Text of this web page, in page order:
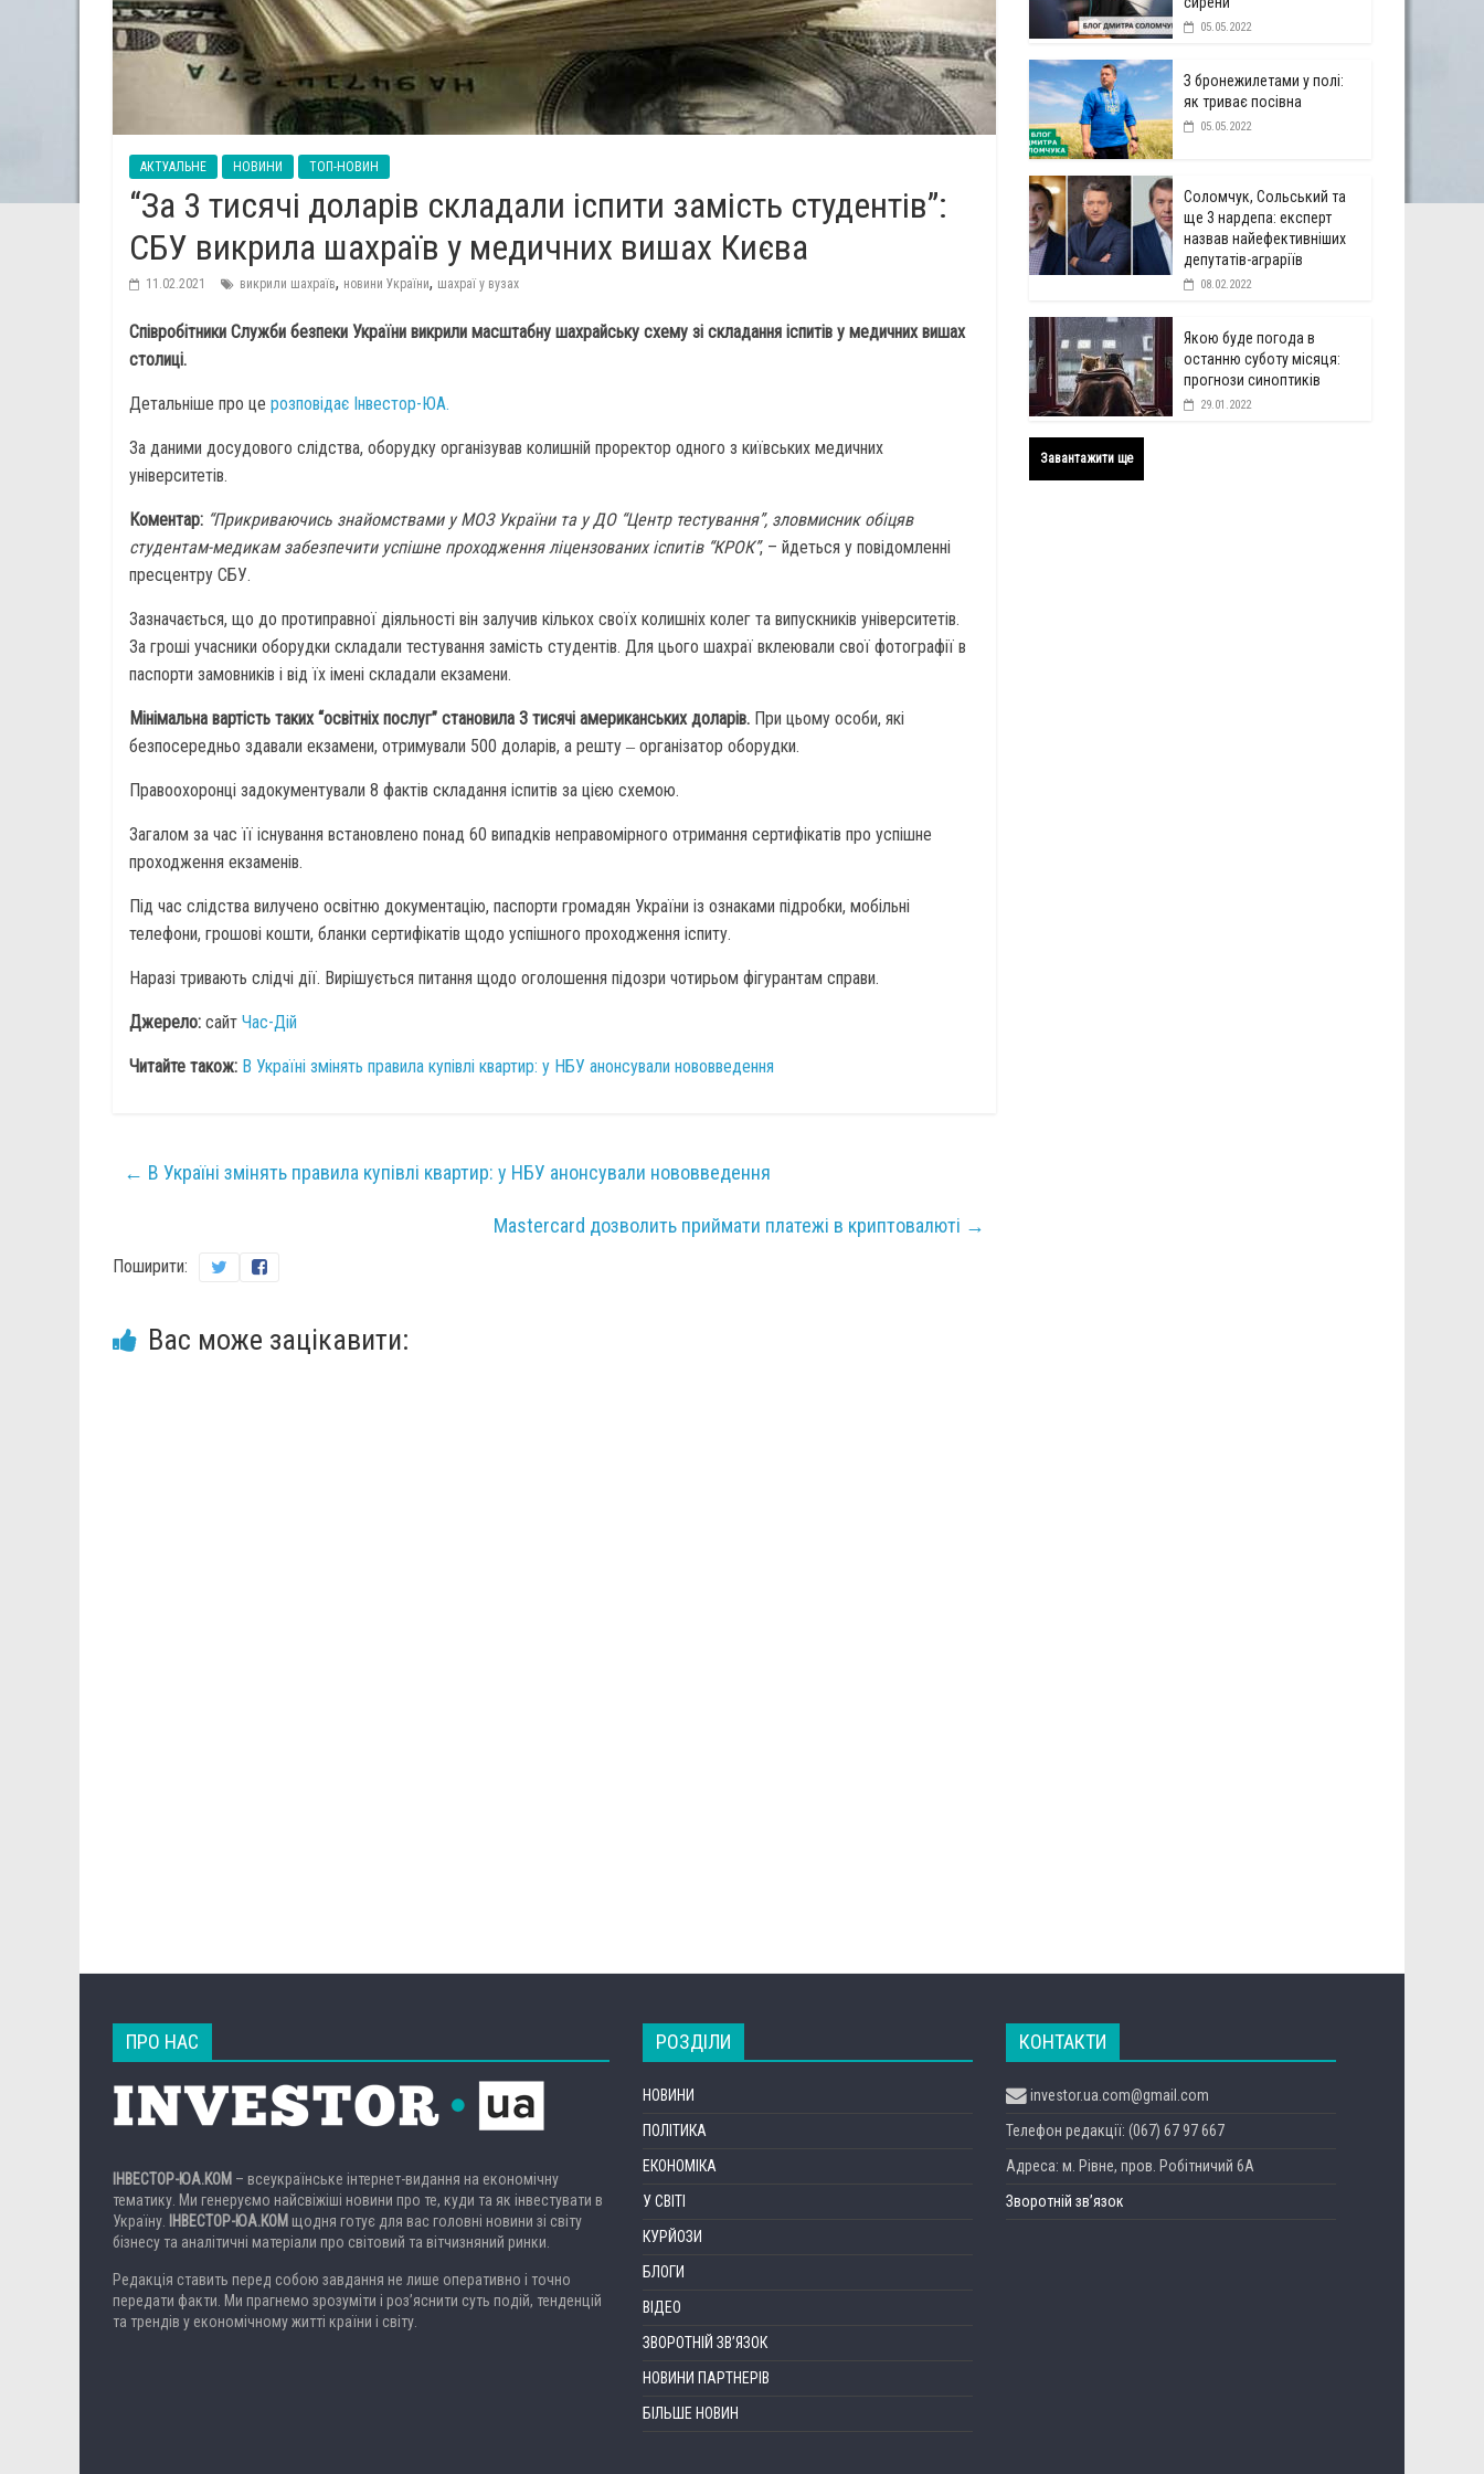
АКТУАЛЬНЕ НОВИНИ ТОП-НОВИН
“За 3 тисячі доларів складали іспити замість студентів”:
СБУ викрила шахраїв у медичних вишах Києва
11.02.2021 викрили шахраїв, новини України, шахраї у вузах
Співробітники Служби безпеки України викрили масштабну шахрайську схему зі складання іспитів у медичних вишах
столиці.
Детальніше про це розповідає Інвестор-ЮА.
За даними досудового слідства, оборудку організував колишній проректор одного з київських медичних
університетів.
Коментар: “Прикриваючись знайомствами у МОЗ України та у ДО “Центр тестування”, зловмисник обіцяв
студентам-медикам забезпечити успішне проходження ліцензованих іспитів “КРОК”, – йдеться у повідомленні
пресцентру СБУ.
Зазначається, що до протиправної діяльності він залучив кількох своїх колишніх колег та випускників університетів.
За гроші учасники оборудки складали тестування замість студентів. Для цього шахраї вклеювали свої фотографії в
паспорти замовників і від їх імені складали екзамени.
Мінімальна вартість таких “освітніх послуг” становила 3 тисячі американських доларів. При цьому особи, які
безпосередньо здавали екзамени, отримували 500 доларів, а решту ‒ організатор оборудки.
Правоохоронці задокументували 8 фактів складання іспитів за цією схемою.
Загалом за час її існування встановлено понад 60 випадків неправомірного отримання сертифікатів про успішне
проходження екзаменів.
Під час слідства вилучено освітню документацію, паспорти громадян України із ознаками підробки, мобільні
телефони, грошові кошти, бланки сертифікатів щодо успішного проходження іспиту.
Наразі тривають слідчі дії. Вирішується питання щодо оголошення підозри чотирьом фігурантам справи.
Джерело: сайт Час-Дій
Читайте також: В Україні змінять правила купівлі квартир: у НБУ анонсували нововведення
← В Україні змінять правила купівлі квартир: у НБУ анонсували нововведення
Mastercard дозволить приймати платежі в криптовалюті →
Поширити:
Вас може зацікавити:
05.05.2022
З бронежилетами у полі:
як триває посівна
05.05.2022
Соломчук, Сольський та
ще 3 нардепа: експерт
назвав найефективніших
депутатів-аграріїв
08.02.2022
Якою буде погода в
останню суботу місяця:
прогнози синоптиків
29.01.2022
Завантажити ще
ПРО НАС
ІНВЕСТОР-ЮА.КОМ – всеукраїнське інтернет-видання на економічну
тематику. Ми генеруємо найсвіжіші новини про те, куди та як інвестувати в
Україну. ІНВЕСТОР-ЮА.КОМ щодня готує для вас головні новини зі світу
бізнесу та аналітичні матеріали про світовий та вітчизняний ринки.
Редакція ставить перед собою завдання не лише оперативно і точно
передати факти. Ми прагнемо зрозуміти і роз’яснити суть подій, тенденцій
та трендів у економічному житті країни і світу.
РОЗДІЛИ
НОВИНИ
ПОЛІТИКА
ЕКОНОМІКА
У СВІТІ
КУРЙОЗИ
БЛОГИ
ВІДЕО
ЗВОРОТНІЙ ЗВ’ЯЗОК
НОВИНИ ПАРТНЕРІВ
БІЛЬШЕ НОВИН
КОНТАКТИ
investor.ua.com@gmail.com
Телефон редакції: (067) 67 97 667
Адреса: м. Рівне, пров. Робітничий 6А
Зворотній зв’язок